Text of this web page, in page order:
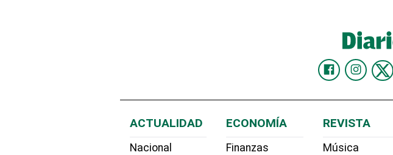
ACTUALIDAD
Nacional
ECONOMÍA
Finanzas
REVISTA
Música